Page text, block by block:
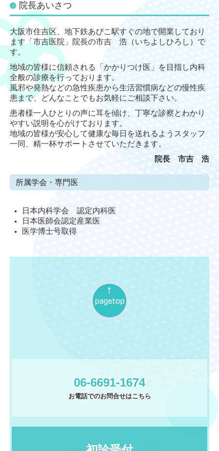
院長あいさつ
大阪市住吉区、地下鉄あびこ駅すぐの地で開業しており
ます「市吉医院」院長の市吉 浩（いちよしひろし）で
す。
地域の皆様に信頼される「かかりつけ医」を目指し内科
全般の診療を行っております。
風邪や発熱などの急性疾患から生活習慣病などの慢性疾
患まで、どんなことでもお気軽にご相談下さい。
患者様一人ひとりの声に耳を傾け、丁寧な診察とわかり
やすい説明を心がけております。
地域の皆様が安心して健康な毎日を送れるようスタッフ
一同、精一杯サポートさせていただきます。
院長 市吉 浩
所属学会・専門医
日本内科学会 認定内科医
日本医師会認定産業医
医学博士号取得
06-6691-1674
お電話でのお問合せはこちら